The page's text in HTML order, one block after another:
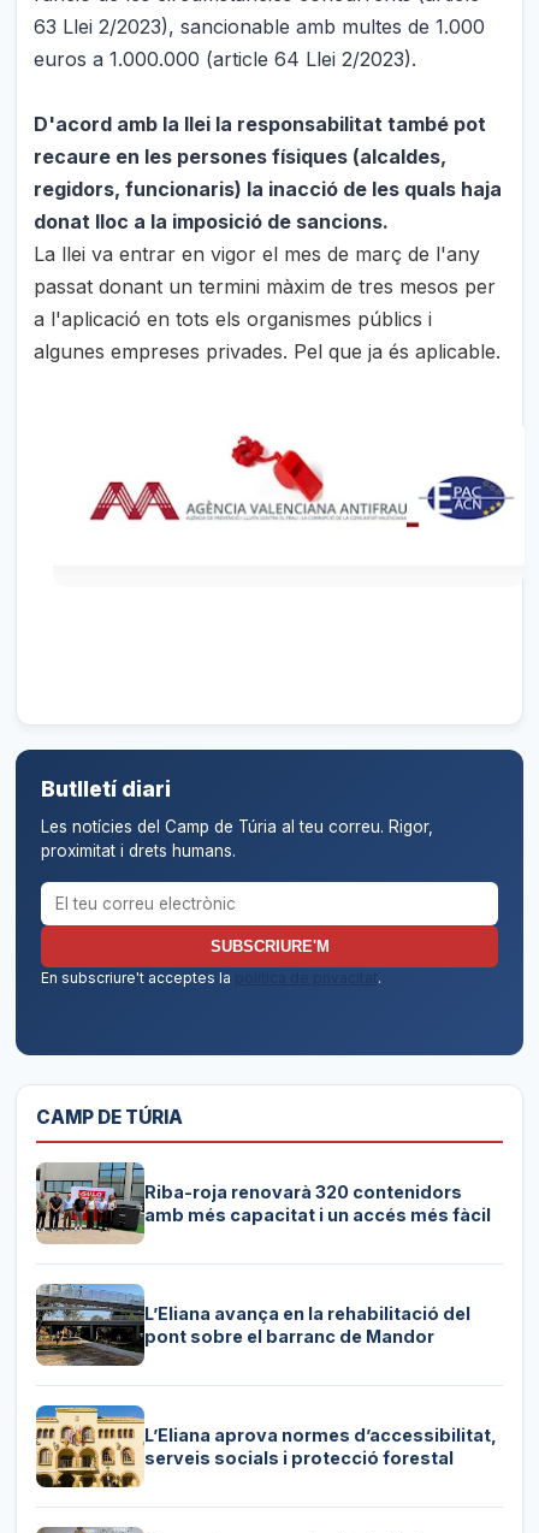
63 Llei 2/2023), sancionable amb multes de 1.000
euros a 1.000.000 (article 64 Llei 2/2023).
D'acord amb la llei la responsabilitat també pot
recaure en les persones físiques (alcaldes,
regidors, funcionaris) la inacció de les quals haja
donat lloc a la imposició de sancions.
La llei va entrar en vigor el mes de març de l'any
passat donant un termini màxim de tres mesos per
a l'aplicació en tots els organismes públics i
algunes empreses privades. Pel que ja és aplicable.
Butlletí diari
Les notícies del Camp de Túria al teu correu. Rigor,
proximitat i drets humans.
Correu electrònic per al butlletí
SUBSCRIURE'M
En subscriure't acceptes la
política de privacitat.
CAMP DE TÚRIA
Riba-roja renovarà 320 contenidors
amb més capacitat i un accés més fàcil
L’Eliana avança en la rehabilitació del
pont sobre el barranc de Mandor
L’Eliana aprova normes d’accessibilitat,
serveis socials i protecció forestal